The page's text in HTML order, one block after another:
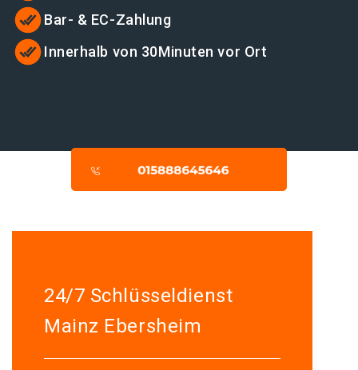
Bar- & EC-Zahlung
Innerhalb von 30Minuten vor Ort
24/7 Schlüsseldienst
Mainz Ebersheim